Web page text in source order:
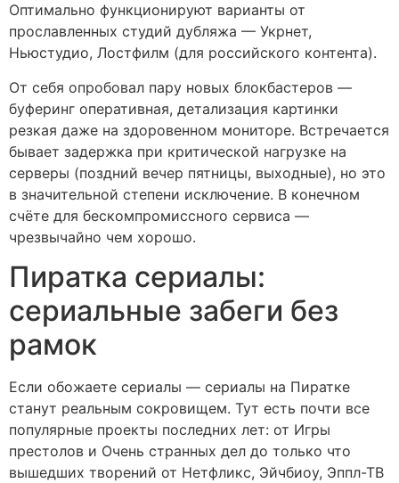
Оптимально функционируют варианты от
прославленных студий дубляжа — Укрнет,
Ньюстудио, Лостфилм (для российского контента).
От себя опробовал пару новых блокбастеров —
буферинг оперативная, детализация картинки
резкая даже на здоровенном мониторе. Встречается
бывает задержка при критической нагрузке на
серверы (поздний вечер пятницы, выходные), но это
в значительной степени исключение. В конечном
счёте для бескомпромиссного сервиса —
чрезвычайно чем хорошо.
Пиратка сериалы:
сериальные забеги без
рамок
Если обожаете сериалы — сериалы на Пиратке
станут реальным сокровищем. Тут есть почти все
популярные проекты последних лет: от Игры
престолов и Очень странных дел до только что
вышедших творений от Нетфликс, Эйчбиоу, Эппл-ТВ